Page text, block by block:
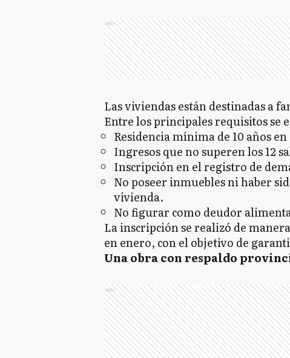
Ads
Las viviendas están destinadas a
Entre los principales requisitos se
Residencia mínima de 10 años
Ingresos que no superen los 12
Inscripción en el registro de
No poseer inmuebles ni haber
vivienda.
No figurar como deudor
La inscripción se realizó de
en enero, con el objetivo de
Una obra con respaldo
Ads